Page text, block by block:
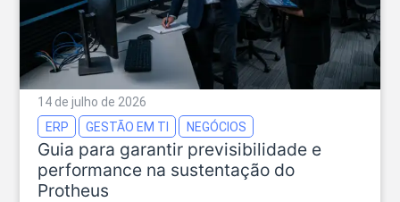
14 de julho de 2026
ERP
GESTÃO EM TI NEGÓCIOS
Guia para garantir previsibilidade e
performance na sustentação do
Protheus